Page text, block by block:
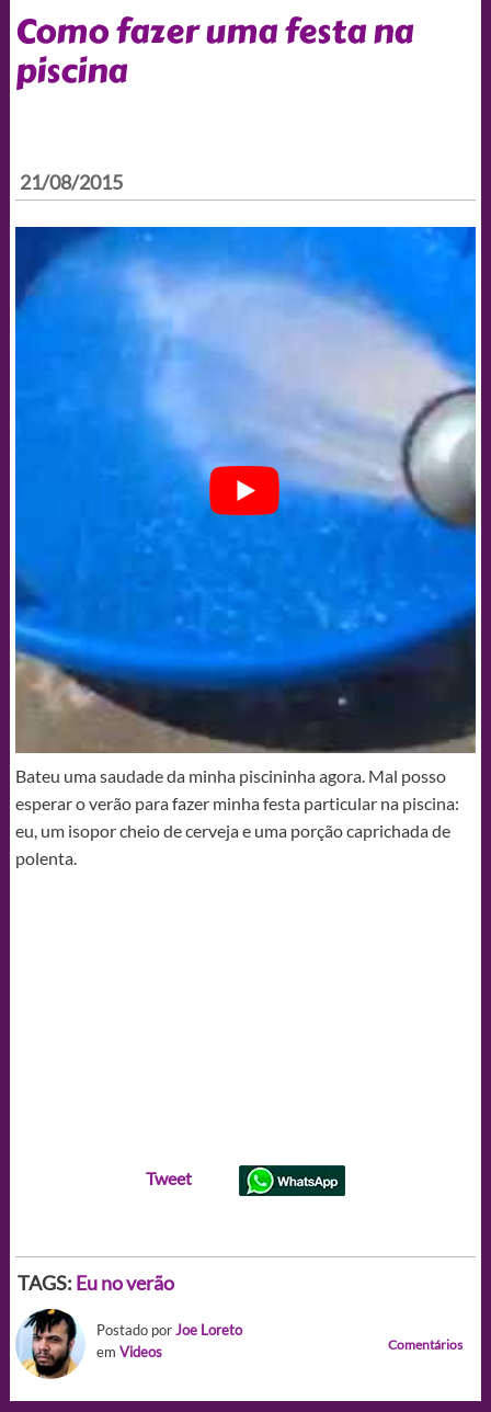
Como fazer uma festa na
piscina
21/08/2015
Bateu uma saudade da minha piscininha agora. Mal posso
esperar o verão para fazer minha festa particular na piscina:
eu, um isopor cheio de cerveja e uma porção caprichada de
polenta.
Tweet
TAGS: Eu no verão
Postado porJoe Loreto
em Videos Comentários